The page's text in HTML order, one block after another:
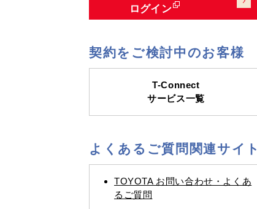
ログイン
契約をご検討中のお客様
T-Connect
サービス一覧
よくあるご質問関連サイト
TOYOTA お問い合わせ・よくあ
るご質問